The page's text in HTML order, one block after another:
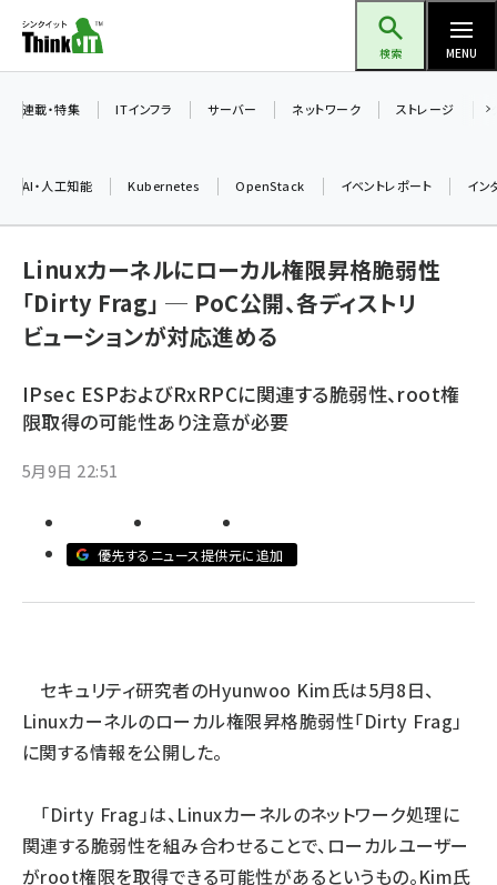
ン
ツ
検索 MENU
加藤銘のチーム貢献～仲間と築いた勝利の絆～ (2297)
iot女子会 (2248)
drupal (1929)
ai crunch (1340)
連載・特集 ITインフラ サーバー ネットワーク ストレージ
AI・人工知能 Kubernetes OpenStack イベントレポート イン
Linuxカーネルにローカル権限昇格脆弱性
「Dirty Frag」 ─ PoC公開、各ディストリ
ビューションが対応進める
IPsec ESPおよびRxRPCに関連する脆弱性、root権
限取得の可能性あり注意が必要
5月9日 22:51
優先するニュース提供元に追加
セキュリティ研究者のHyunwoo Kim氏は5月8日、
Linuxカーネルのローカル権限昇格脆弱性「Dirty Frag」
に関する情報を公開した。
「Dirty Frag」は、Linuxカーネルのネットワーク処理に
関連する脆弱性を組み合わせることで、ローカルユーザー
がroot権限を取得できる可能性があるというもの。Kim氏